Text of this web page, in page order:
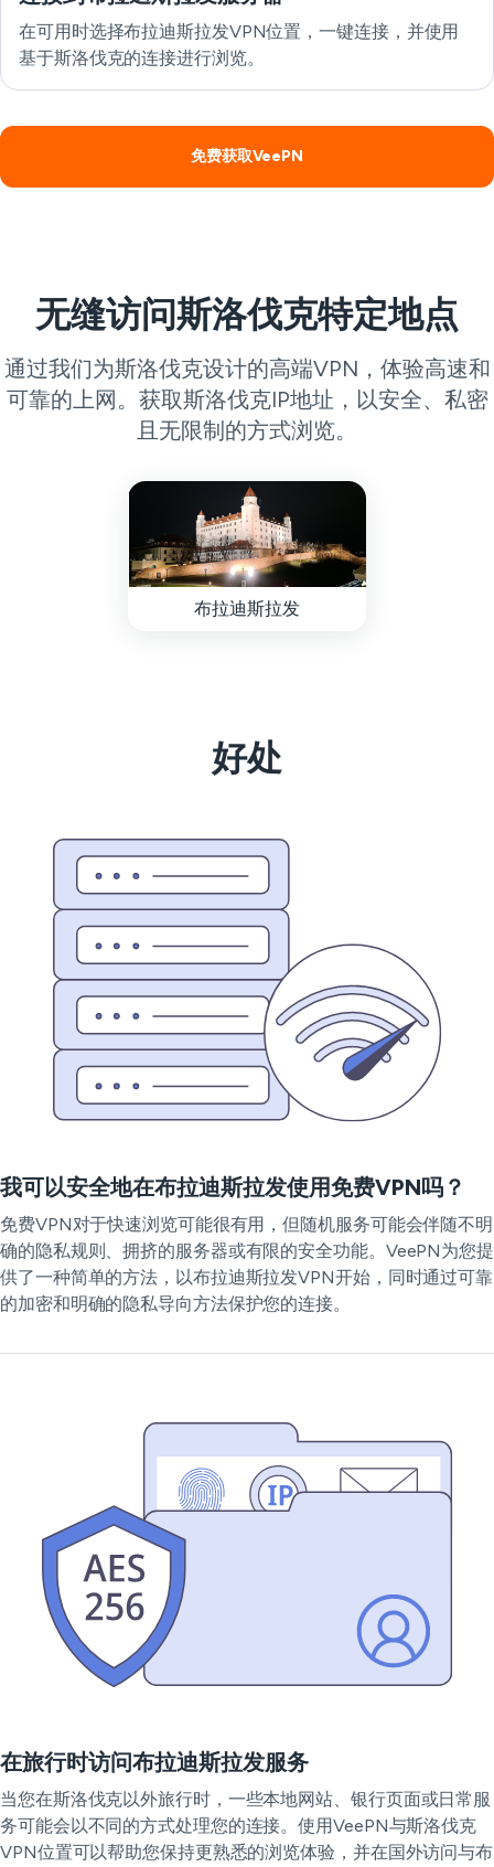
在可用时选择布拉迪斯拉发VPN位置，一键连接，并使用
基于斯洛伐克的连接进行浏览。
免费获取VeePN
无缝访问斯洛伐克特定地点
通过我们为斯洛伐克设计的高端VPN，体验高速和
可靠的上网。获取斯洛伐克IP地址，以安全、私密
且无限制的方式浏览。
布拉迪斯拉发
好处
我可以安全地在布拉迪斯拉发使用免费VPN吗？
免费VPN对于快速浏览可能很有用，但随机服务可能会伴随不明
确的隐私规则、拥挤的服务器或有限的安全功能。VeePN为您提
供了一种简单的方法，以布拉迪斯拉发VPN开始，同时通过可靠
的加密和明确的隐私导向方法保护您的连接。
在旅行时访问布拉迪斯拉发服务
当您在斯洛伐克以外旅行时，一些本地网站、银行页面或日常服
务可能会以不同的方式处理您的连接。使用VeePN与斯洛伐克
VPN位置可以帮助您保持更熟悉的浏览体验，并在国外访问与布